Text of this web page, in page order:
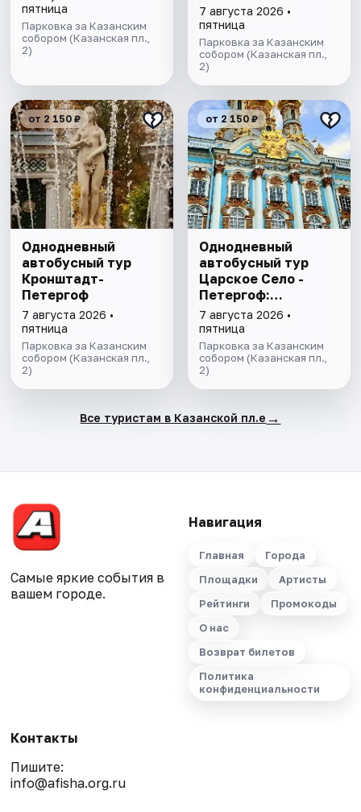
пятница
Парковка за Казанским
собором (Казанская пл.,
2)
Ладожским шхерам
на катере,
знакомство с
лютеранской
кирхой.
7 августа 2026 •
пятница
Парковка за Казанским
собором (Казанская пл.,
2)
от 2 150 ₽
Однодневный
автобусный тур
Кронштадт-
Петергоф
7 августа 2026 •
пятница
Парковка за Казанским
собором (Казанская пл.,
2)
от 2 150 ₽
Однодневный
автобусный тур
Царское Село -
Петергоф:
"Янтарная комната
и Фонтаны
Петергофа за 1
день"
7 августа 2026 •
пятница
Парковка за Казанским
собором (Казанская пл.,
2)
Все туристам в Казанской пл.е →
Самые яркие события в
вашем городе.
Навигация
Главная
Города
Площадки
Артисты
Рейтинги
Промокоды
О нас
Возврат билетов
Политика
конфиденциальности
Контакты
Пишите:
info@afisha.org.ru